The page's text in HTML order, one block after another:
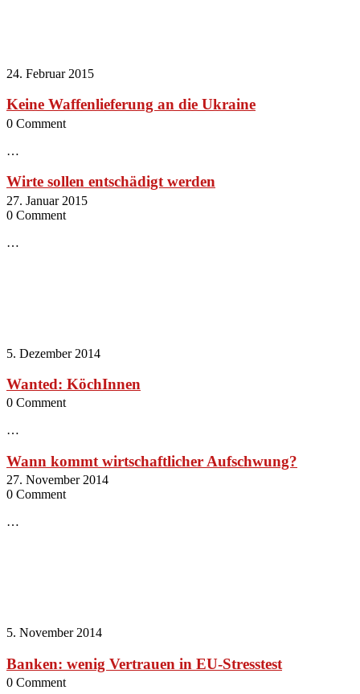
24. Februar 2015
Keine Waffenlieferung an die Ukraine
0 Comment
…
Wirte sollen entschädigt werden
27. Januar 2015
0 Comment
…
5. Dezember 2014
Wanted: KöchInnen
0 Comment
…
Wann kommt wirtschaftlicher Aufschwung?
27. November 2014
0 Comment
…
5. November 2014
Banken: wenig Vertrauen in EU-Stresstest
0 Comment